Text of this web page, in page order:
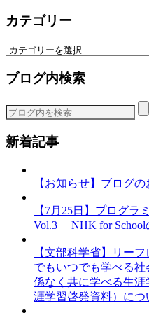
カテゴリー
カ
ゴ
ー
ブログ内検索
新着記事
【お知らせ】ブログ
【7月25日】プログラ
Vol.3 NHK for School
【文部科学省】リー
でもいつでも学べる
係なく共に学べる生
涯学習啓発資料）につ